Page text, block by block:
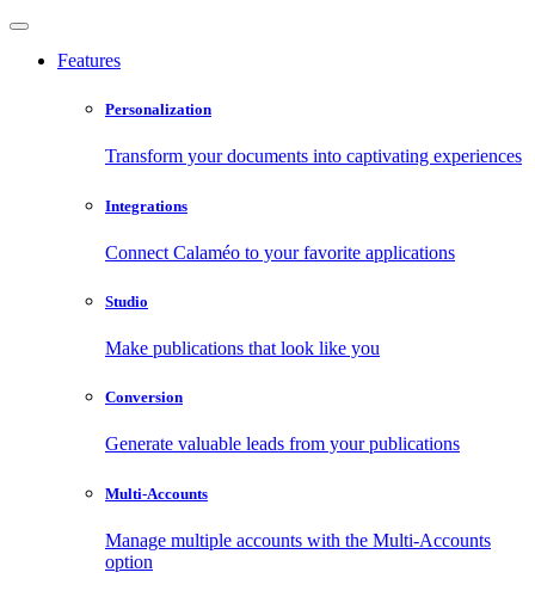
Features
Personalization
Transform your documents into captivating experiences
Integrations
Connect Calaméo to your favorite applications
Studio
Make publications that look like you
Conversion
Generate valuable leads from your publications
Multi-Accounts
Manage multiple accounts with the Multi-Accounts
option